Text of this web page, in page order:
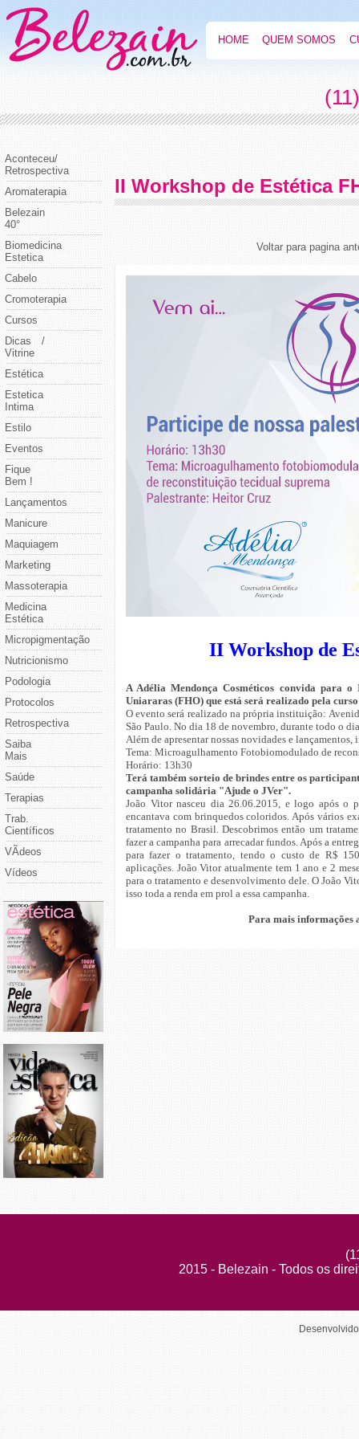
HOME QUEM SOMOS
Aconteceu/
Retrospectiva
Aromaterapia
Belezain
40°
Biomedicina
Estetica
Cabelo
Cromoterapia
Cursos
Dicas /
Vitrine
Estética
Estetica
Intima
Estilo
Eventos
Fique
Bem !
Lançamentos
Manicure
Maquiagem
Marketing
Massoterapia
Medicina
Estética
Micropigmentação
Nutricionismo
Podologia
Protocolos
Retrospectiva
Saiba
Mais
Saúde
Terapias
Trab.
Científicos
VÃ­deos
Vídeos
II Workshop de Estética
Voltar para pagina
II Workshop de
A Adélia Mendonça Cosméticos convida para
Uniararas (FHO) que está será realizado pela
O evento será realizado na própria instituição:
São Paulo. No dia 18 de novembro, durante todo o
Além de apresentar nossas novidades e
Tema: Microagulhamento Fotobiomodulado de
Horário: 13h30
Terá também sorteio de brindes entre os
campanha solidária "Ajude o JVer".
João Vitor nasceu dia 26.06.2015, e logo após o
encantava com brinquedos coloridos. Após vários
tratamento no Brasil. Descobrimos então um
fazer a campanha para arrecadar fundos. Após a
para fazer o tratamento, tendo o custo de R$
aplicações. João Vitor atualmente tem 1 ano e 2
para o tratamento e desenvolvimento dele. O João
isso toda a renda em prol a essa campanha.
Para mais informações
2015 - Belezain - Todos os